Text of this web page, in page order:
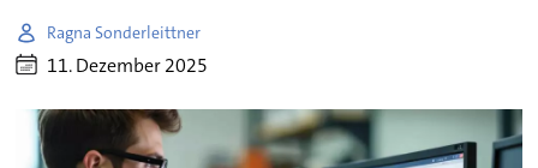
Ragna Sonderleittner
11. Dezember 2025